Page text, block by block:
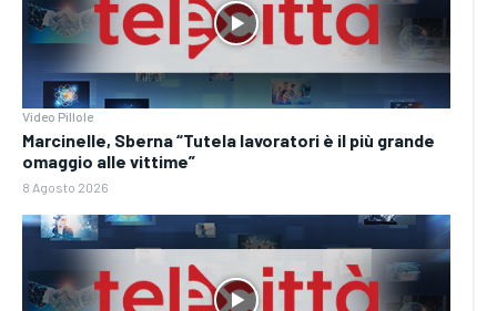
Video Pillole
Marcinelle, Sberna “Tutela lavoratori è il più grande
omaggio alle vittime”
8 Agosto 2026